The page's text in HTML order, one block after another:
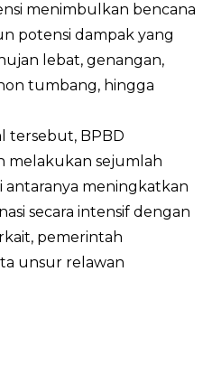
menimbulkan bencana
potensi dampak yang
lebat, genangan,
tumbang, hingga
tersebut, BPBD
melakukan sejumlah
antaranya meningkatkan
secara intensif dengan
pemerintah
unsur relawan